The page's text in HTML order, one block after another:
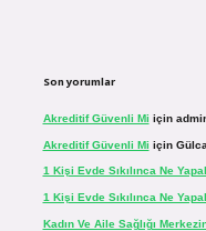
Son yorumlar
Akreditif Güvenli Mi için
Akreditif Güvenli Mi için
1 Kişi Evde Sıkılınca Ne
1 Kişi Evde Sıkılınca Ne
Kadın Ve Aile Sağlığı